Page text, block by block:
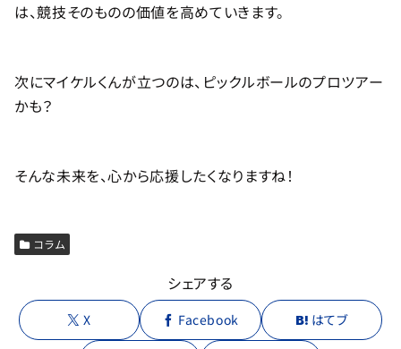
は、競技そのものの価値を高めていきます。
次にマイケルくんが立つのは、ピックルボールのプロツアー
かも？
そんな未来を、心から応援したくなりますね！
コラム
シェアする
X Facebook はてブ